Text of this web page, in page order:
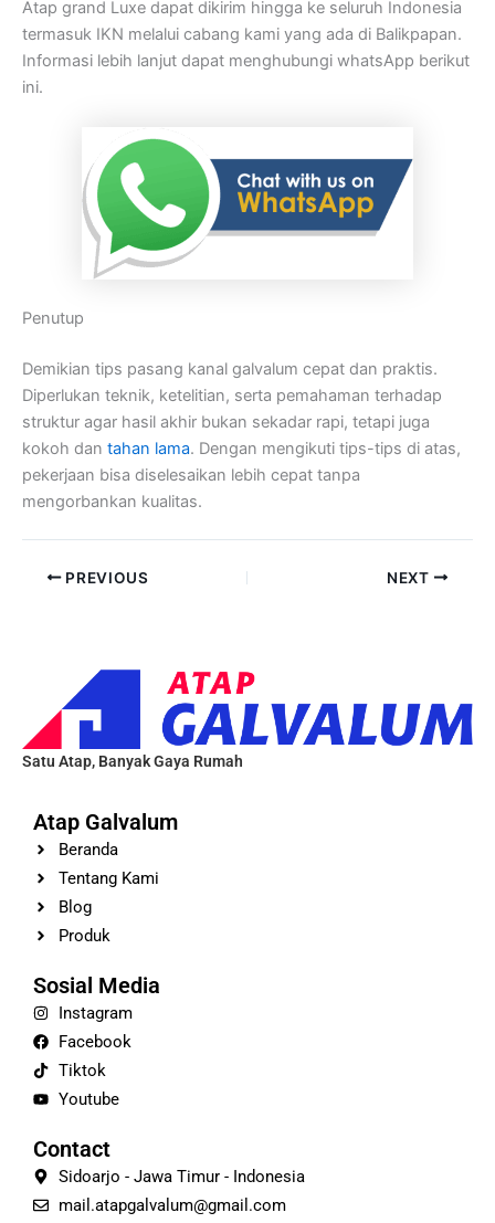
Atap grand Luxe dapat dikirim hingga ke seluruh Indonesia
termasuk IKN melalui cabang kami yang ada di Balikpapan.
Informasi lebih lanjut dapat menghubungi whatsApp berikut
ini.
Penutup
Demikian tips pasang kanal galvalum cepat dan praktis.
Diperlukan teknik, ketelitian, serta pemahaman terhadap
struktur agar hasil akhir bukan sekadar rapi, tetapi juga
kokoh dan tahan lama. Dengan mengikuti tips-tips di atas,
pekerjaan bisa diselesaikan lebih cepat tanpa
mengorbankan kualitas.
PREVIOUS NEXT
Satu Atap, Banyak Gaya Rumah
Atap Galvalum
Beranda
Tentang Kami
Blog
Produk
Sosial Media
Instagram
Facebook
Tiktok
Youtube
Contact
Sidoarjo - Jawa Timur - Indonesia
mail.atapgalvalum@gmail.com